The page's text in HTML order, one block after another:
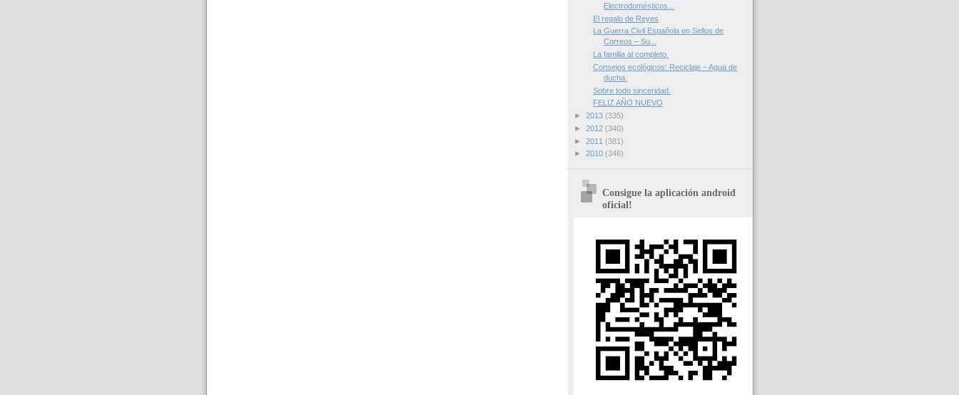
Electrodomésticos...
El regalo de Reyes
La Guerra Civil Española en Sellos de
Correos – Su...
La familia al completo.
Consejos ecológicos: Reciclaje – Agua de
ducha.
Sobre todo sinceridad.
FELIZ AÑO NUEVO
► 2013 (335)
► 2012 (340)
► 2011 (381)
► 2010 (346)
Consigue la aplicación android
oficial!